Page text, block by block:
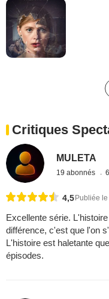
Critiques
MULETA
19 abonnés
4,5Publiée
Excellente série.
différence, c'est que l'on
L'histoire est haletante
épisodes.